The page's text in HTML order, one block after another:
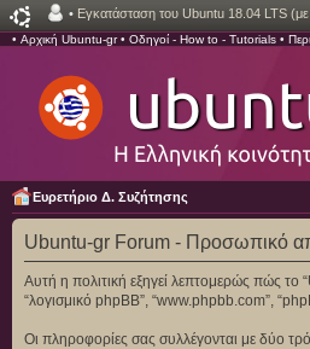
• Εγκατάσταση του Ubuntu 18.04 LTS (με
• Αρχική Ubuntu-gr• Οδηγοί - How to - Tutorials •
Ευρετήριο Δ. Συζήτησης
Ubuntu-gr Forum - Προσωπικό
Αυτή η πολιτική εξηγεί λεπτομερώς πώς το
“λογισμικό phpBB”, “www.phpbb.com”,
Οι πληροφορίες σας συλλέγονται με δύο